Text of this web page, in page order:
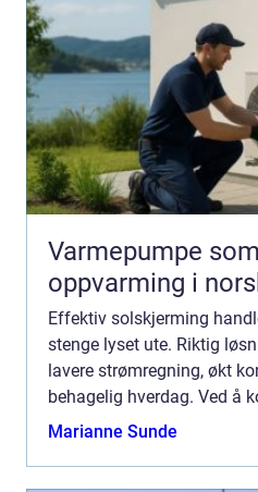
Varmepumpe
oppvarming i
Effektiv solskjerming
stenge lyset ute. Riktig
lavere strømregning, økt
behagelig hverdag. Ved å
utvendige produkter kan
Marianne Sunde